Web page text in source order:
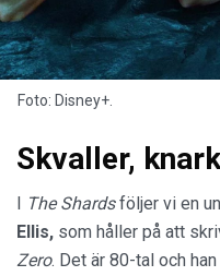
Foto: Disney+.
Skvaller,
I The Shardsföljer vi en
Ellis, som håller på att
Zero. Det är 80-tal och